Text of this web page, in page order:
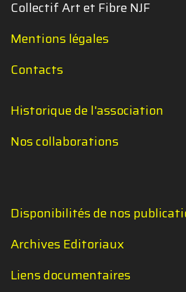
Collectif Art et Fibre NJF
Mentions légales
Contacts
Historique de l'association
Nos collaborations
Disponibilités de nos
Archives Editoriaux
Liens documentaires